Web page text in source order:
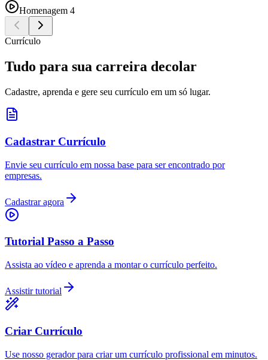
Homenagem 4
Currículo
Tudo para sua carreira decolar
Cadastre, aprenda e gere seu currículo em um só lugar.
Cadastrar Currículo
Envie seu currículo em nossa base para ser encontrado por
empresas.
Cadastrar agora
Tutorial Passo a Passo
Assista ao vídeo e aprenda a montar o currículo perfeito.
Assistir tutorial
Criar Currículo
Use nosso gerador para criar um currículo profissional em minutos.